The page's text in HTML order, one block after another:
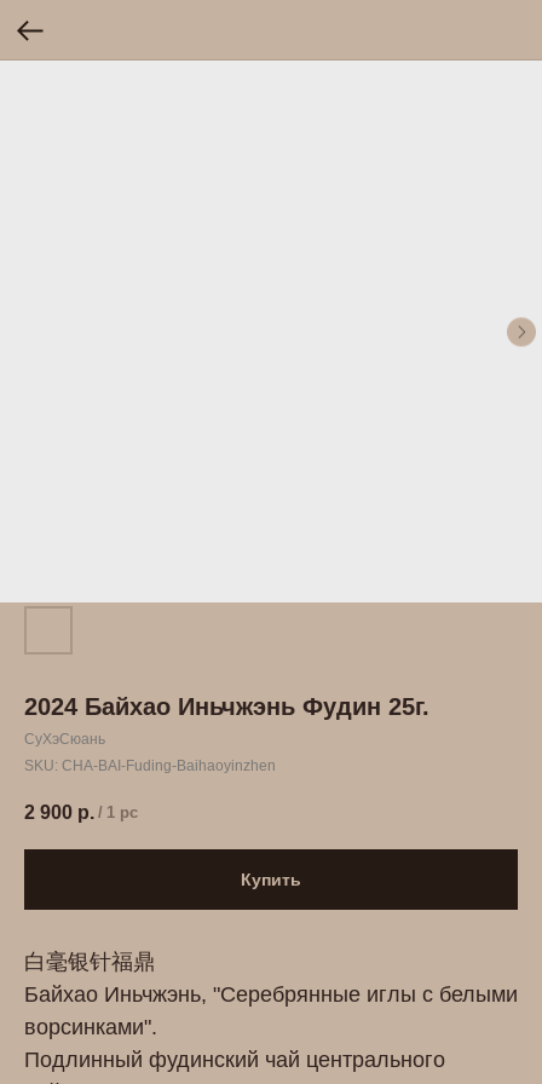
2024 Байхао Иньчжэнь Фудин 25г.
СуХэСюань
SKU: CHA-BAI-Fuding-Baihaoyinzhen
2 900 р. / 1 pc
Купить
白毫银针福鼎
Байхао Иньчжэнь, "Серебрянные иглы с белыми
ворсинками".
Подлинный фудинский чай центрального